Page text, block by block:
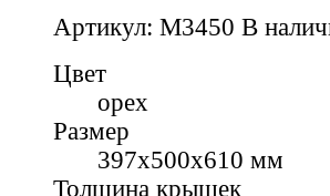
Артикул: M3450 В
Цвет
орех
Размер
397x500x610 мм
Толщина крышек